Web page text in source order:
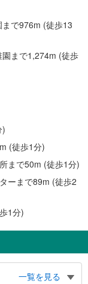
で976m (徒歩13
まで1,274m (徒歩
)
(徒歩1分)
まで50m (徒歩1分)
ーまで89m (徒歩2
1分)
一覧を見る